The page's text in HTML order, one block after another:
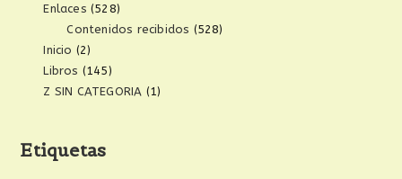
Enlaces (528)
Contenidos recibidos (528)
Inicio (2)
Libros (145)
Z SIN CATEGORIA (1)
Etiquetas